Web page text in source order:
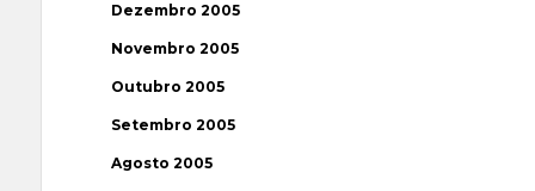
Dezembro 2005
Novembro 2005
Outubro 2005
Setembro 2005
Agosto 2005